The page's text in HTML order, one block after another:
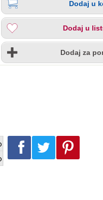
korpu
Dodaj u
Dodaj
listu
želja
Dodaj u
Uporedi
Dodaj za
Podeli na Facebook-u Podeli na Twitter-u Podeli na Pinterest-u